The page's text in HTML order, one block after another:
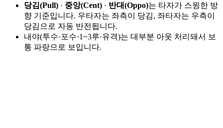
당김(Pull) · 중앙(Cent) · 반대(Oppo)는 타자가 스윙한 방
향 기준입니다. 우타자는 좌측이 당김, 좌타자는 우측이
당김으로 자동 반전됩니다.
내야(투수·포수·1~3루·유격)는 대부분 아웃 처리돼서 보
통 파랑으로 보입니다.